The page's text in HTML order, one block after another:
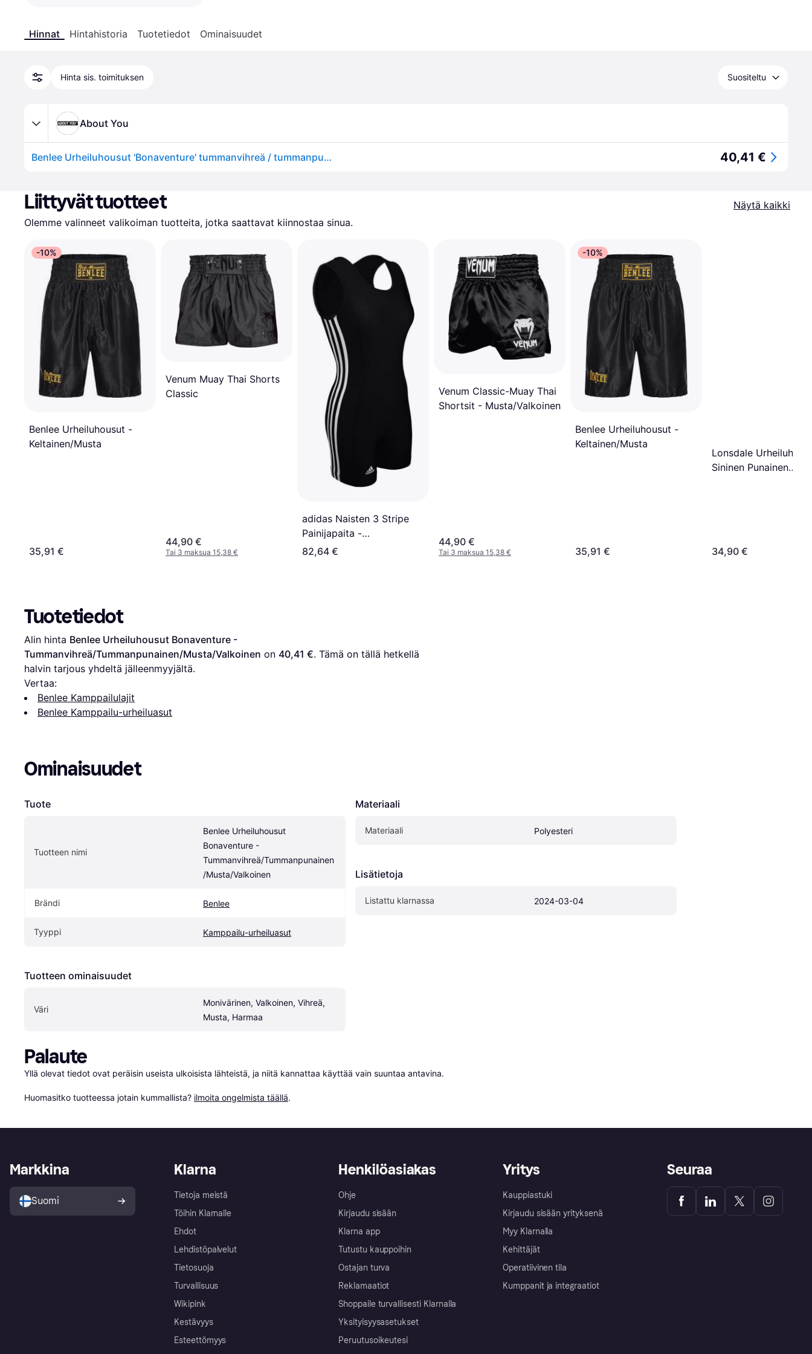
Hinnat Hintahistoria Tuotetiedot Ominaisuudet
Hinta sis. toimituksen Suositeltu
About You
Benlee Urheiluhousut 'Bonaventure' tummanvihreä / tummanpunainen / musta / valkoinen 40,41 €
Liittyvät tuotteet
Näytä kaikki
Olemme valinneet valikoiman tuotteita, jotka saattavat kiinnostaa sinua.
-10%
Benlee Urheiluhousut -
Keltainen/Musta
35,91 €
Venum Muay Thai Shorts
Classic
44,90 €
Tai 3 maksua 15,38 €
adidas Naisten 3 Stripe
Painijapaita -
Musta/Valkoinen
82,64 €
Venum Classic-Muay Thai
Shortsit - Musta/Valkoinen
44,90 €
Tai 3 maksua 15,38 €
-10%
Benlee Urheiluhousut -
Keltainen/Musta
35,91 €
Lonsdale
Sininen Punainen
34,90 €
Tuotetiedot
Alin hinta Benlee Urheiluhousut Bonaventure -
Tummanvihreä/Tummanpunainen/Musta/Valkoinen on 40,41 €. Tämä on tällä hetkellä
halvin tarjous yhdeltä jälleenmyyjältä.
Vertaa:
Benlee Kamppailulajit
Benlee Kamppailu-urheiluasut
Ominaisuudet
Tuote
Tuotteen nimi
Benlee Urheiluhousut
Bonaventure -
Tummanvihreä/Tummanpunainen
/Musta/Valkoinen
Brändi Benlee
Tyyppi Kamppailu-urheiluasut
Tuotteen ominaisuudet
Väri
Monivärinen, Valkoinen, Vihreä,
Musta, Harmaa
Materiaali
Materiaali Polyesteri
Lisätietoja
Listattu klarnassa 2024-03-04
Palaute
Yllä olevat tiedot ovat peräisin useista ulkoisista lähteistä, ja niitä kannattaa käyttää vain suuntaa antavina.
Huomasitko tuotteessa jotain kummallista? ilmoita ongelmista täällä.
Klarna
Tietoja meistä
Töihin Klarnalle
Ehdot
Lehdistöpalvelut
Tietosuoja
Turvallisuus
Wikipink
Kestävyys
Esteettömyys
Henkilöasiakas
Ohje
Kirjaudu sisään
Klarna app
Tutustu kauppoihin
Ostajan turva
Reklamaatiot
Shoppaile turvallisesti Klarnalla
Yksityisyysasetukset
Peruutusoikeutesi
Yritys
Kauppiastuki
Kirjaudu sisään yrityksenä
Myy Klarnalla
Kehittäjät
Operatiivinen tila
Kumppanit ja integraatiot
Markkina
Suomi
Seuraa